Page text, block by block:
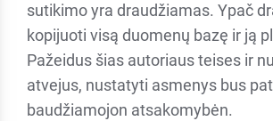
sutikimo yra draudžiamas. Ypač
kopijuoti visą duomenų bazę ir ją
Pažeidus šias autoriaus teises ir
atvejus, nustatyti asmenys bus
baudžiamojon atsakomybėn.